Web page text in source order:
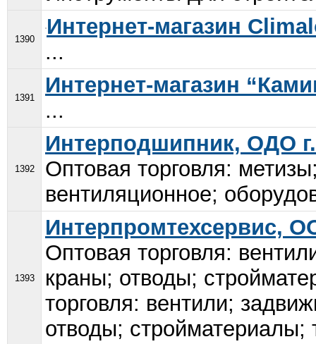
1390
Интернет-магазин
...
1391
Интернет-магазин
...
1392
Интерподшипник, ОДО
Оптовая торговля:
вентиляционное;
1393
Интерпромтехсервис,
Оптовая торговля:
краны; отводы;
торговля: вентили;
отводы;